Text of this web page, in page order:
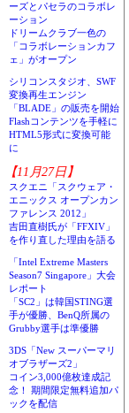
ーズとパセラのコラボレ
ーション
ドリームクラブ一色の
「コラボレーションカフ
ェ」がオープン
シリコンスタジオ、SWF
変換再生エンジン
「BLADE」の販売を開始
Flashコンテンツを手軽に
HTML5形式に変換可能
に
【11月27日】
スクエニ「スクウェア・
エニックス オープンカン
ファレンス 2012」
吉田直樹氏が「FFXIV」
を作り直した理由を語る
「Intel Extreme Masters
Season7 Singapore」大会
レポート
「SC2」は韓国STING選
手が優勝、BenQ所属の
Grubby選手は準優勝
3DS「New スーパーマリ
オブラザーズ2」
コイン3,000億枚達成記
念！ 期間限定無料追加パ
ックを配信